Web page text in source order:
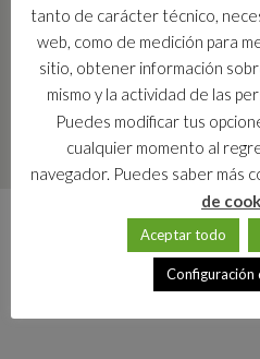
© Aurten Bai Fundazioa
tanto de carácter técnico,
web, como de medición para
sitio, obtener información
mismo y la actividad de las
Puedes modificar tus
cualquier momento al
navegador. Puedes saber más
de
Aceptar todo
Configuración